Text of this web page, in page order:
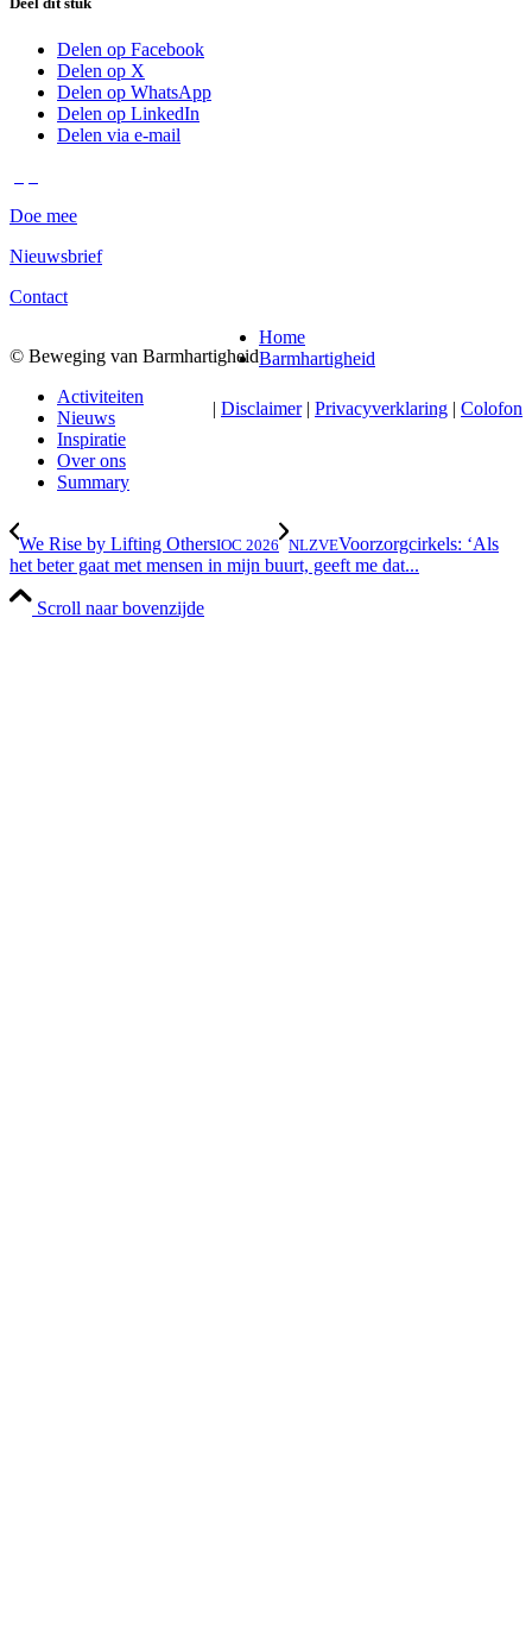
Delen op Facebook
Delen op X
Delen op WhatsApp
Delen op LinkedIn
Delen via e-mail
Doe mee
Nieuwsbrief
Contact
© Beweging van Barmhartigheid
| Disclaimer| Privacyverklaring | Colofon
Home
Barmhartigheid
Activiteiten
Nieuws
Inspiratie
Over ons
Summary
We Rise by Lifting OthersIOC 2026 NLZVEVoorzorgcirkels: ‘Als
het beter gaat met mensen in mijn buurt, geeft me dat...
Scroll naar bovenzijde